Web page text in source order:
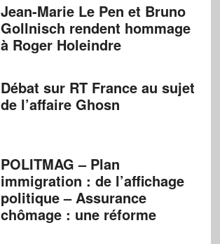
Jean-Marie Le Pen et Bruno
Gollnisch rendent hommage
à Roger Holeindre
Débat sur RT France au sujet
de l’affaire Ghosn
POLITMAG – Plan
immigration : de l’affichage
politique – Assurance
chômage : une réforme